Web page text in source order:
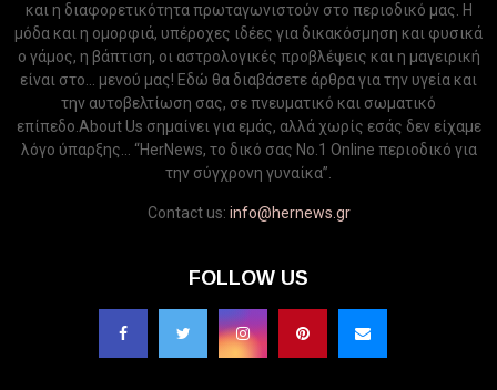
και η διαφορετικότητα πρωταγωνιστούν στο περιοδικό μας. Η
μόδα και η ομορφιά, υπέροχες ιδέες για δικακόσμηση και φυσικά
ο γάμος, η βάπτιση, οι αστρολογικές προβλέψεις και η μαγειρική
είναι στο... μενού μας! Εδώ θα διαβάσετε άρθρα για την υγεία και
την αυτοβελτίωση σας, σε πνευματικό και σωματικό
επίπεδο.About Us σημαίνει για εμάς, αλλά χωρίς εσάς δεν είχαμε
λόγο ύπαρξης... “HerNews, το δικό σας Νo.1 Online περιοδικό για
την σύγχρονη γυναίκα”.
Contact us: info@hernews.gr
FOLLOW US